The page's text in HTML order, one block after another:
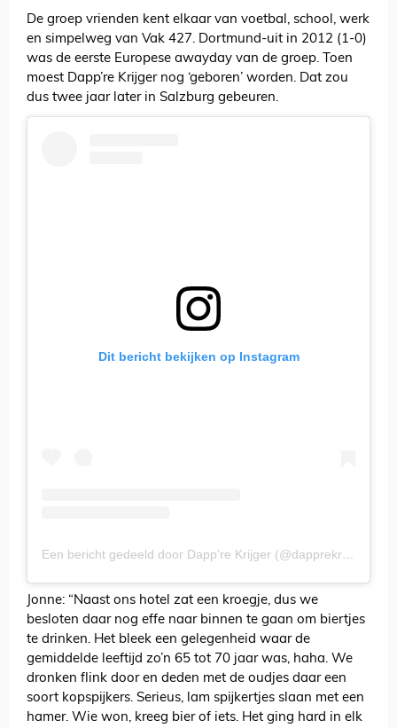
De groep vrienden kent elkaar van voetbal, school, werk
en simpelweg van Vak 427. Dortmund-uit in 2012 (1-0)
was de eerste Europese awayday van de groep. Toen
moest Dapp’re Krijger nog ‘geboren’ worden. Dat zou
dus twee jaar later in Salzburg gebeuren.
Dit bericht bekijken op Instagram
Een bericht gedeeld door Dapp’re Krijger (@dapprekrijger)
Jonne: “Naast ons hotel zat een kroegje, dus we
besloten daar nog effe naar binnen te gaan om biertjes
te drinken. Het bleek een gelegenheid waar de
gemiddelde leeftijd zo’n 65 tot 70 jaar was, haha. We
dronken flink door en deden met de oudjes daar een
soort kopspijkers. Serieus, lam spijkertjes slaan met een
hamer. Wie won, kreeg bier of iets. Het ging hard in elk